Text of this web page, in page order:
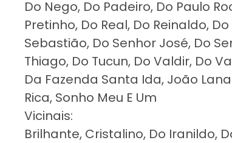
Do Nego, Do Padeiro, Do Paulo
Pretinho, Do Real, Do Reinaldo,
Sebastião, Do Senhor José, Do
Thiago, Do Tucun, Do Valdir, Do
Da Fazenda Santa Ida, João
Rica, Sonho Meu E Um
Vicinais:
Brilhante, Cristalino, Do Iranildo,